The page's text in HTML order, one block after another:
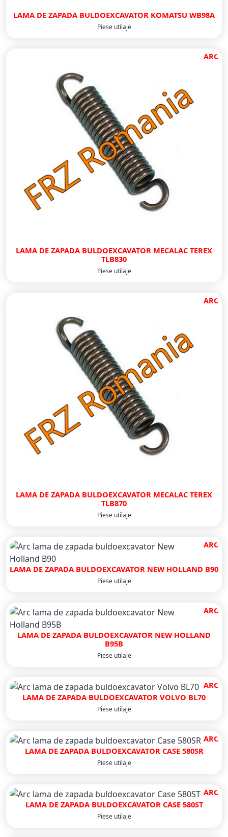
LAMA DE ZAPADA BULDOEXCAVATOR KOMATSU WB98A
Piese utilaje
ARC
LAMA DE ZAPADA BULDOEXCAVATOR MECALAC TEREX
TLB830
Piese utilaje
ARC
LAMA DE ZAPADA BULDOEXCAVATOR MECALAC TEREX
TLB870
Piese utilaje
ARC
LAMA DE ZAPADA BULDOEXCAVATOR NEW HOLLAND B90
Piese utilaje
ARC
LAMA DE ZAPADA BULDOEXCAVATOR NEW HOLLAND
B95B
Piese utilaje
ARC
LAMA DE ZAPADA BULDOEXCAVATOR VOLVO BL70
Piese utilaje
ARC
LAMA DE ZAPADA BULDOEXCAVATOR CASE 580SR
Piese utilaje
ARC
LAMA DE ZAPADA BULDOEXCAVATOR CASE 580ST
Piese utilaje